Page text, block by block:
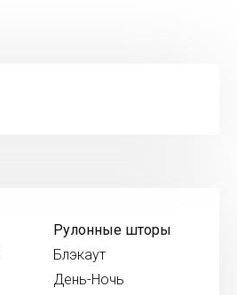
Рулонные шторы
Блэкаут
День-Ночь